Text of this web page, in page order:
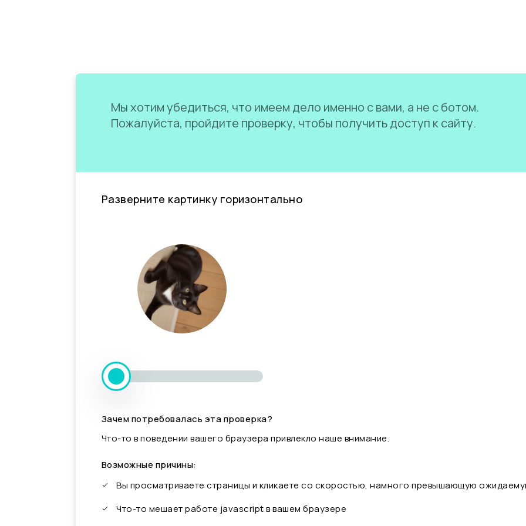
Мы хотим убедиться, что имеем дело именно с вами, а не с ботом.
Пожалуйста, пройдите проверку, чтобы получить доступ к сайту.
Разверните картинку горизонтально
Зачем потребовалась эта проверка?
Что-то в поведении вашего браузера привлекло наше внимание.
Возможные причины:
Вы просматриваете страницы и кликаете со скоростью, намного превышающую
Что-то мешает работе javascript в вашем браузере